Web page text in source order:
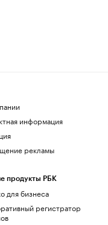
информация
рекламы
продукты РБК
для бизнеса
регистратор